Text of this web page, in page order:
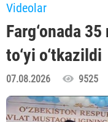
Videolar
Farg‘onada
to‘yi o‘tkazildi
07.08.2026 9525